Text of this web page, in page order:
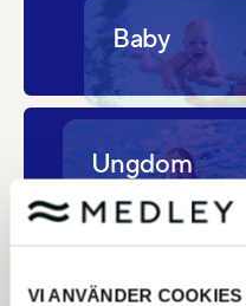
VI ANVÄNDER COOKIES
Baby
Ungdom